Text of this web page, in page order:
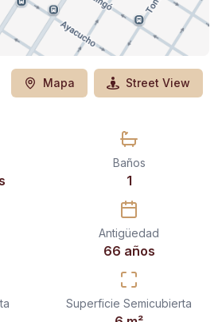
Mapa Street View
Baños
1
Antigüedad
66 años
Superficie Semicubierta